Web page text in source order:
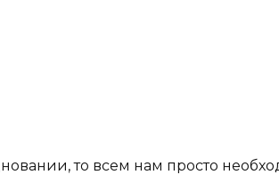
то всем нам просто